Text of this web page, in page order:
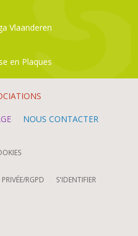
Vlaanderen
en Plaques
NOUS CONTACTER
PRIVÉE/RGPD S'IDENTIFIER